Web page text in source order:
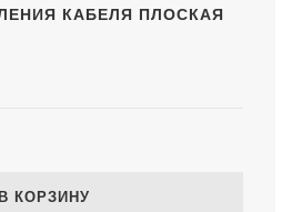
КАБЕЛЯ ПЛОСКАЯ
В КОРЗИНУ